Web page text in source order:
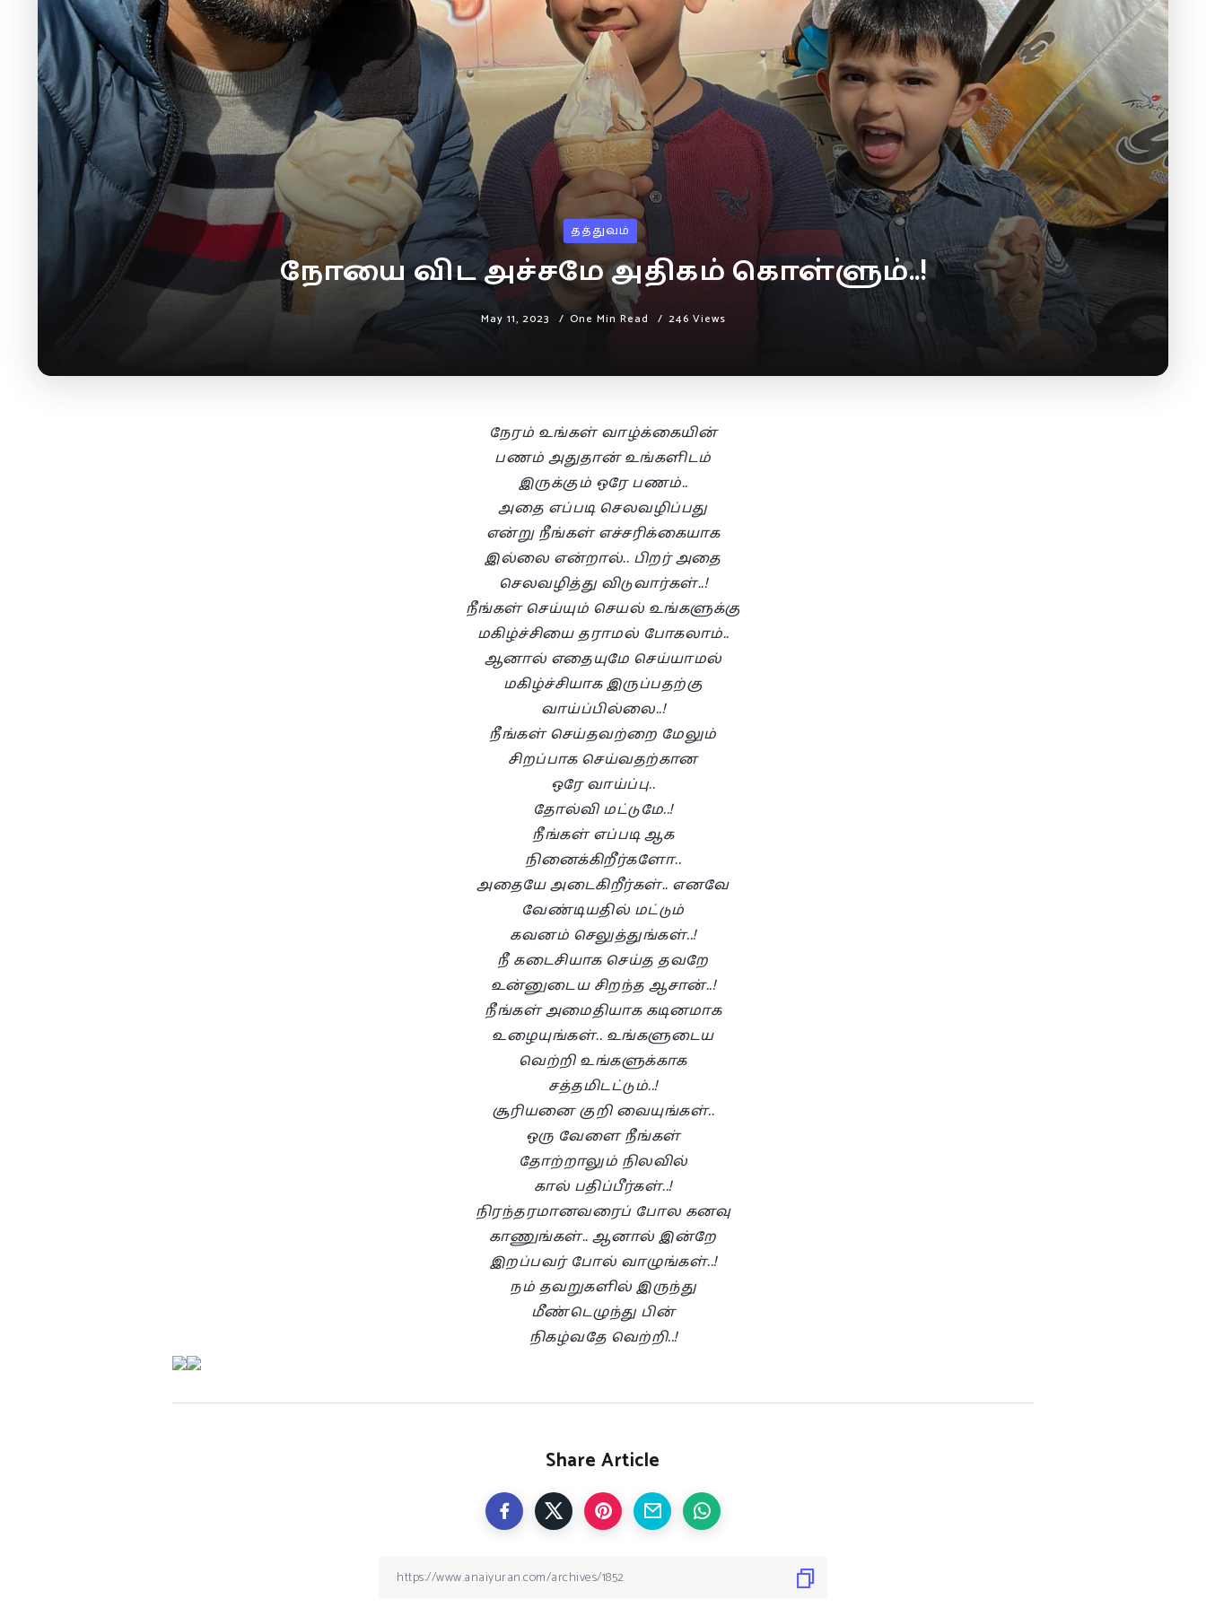
தத்துவம்
நோயை விட அச்சமே அதிகம் கொள்ளும்..!
May 11, 2023 One Min Read 246 Views
நேரம் உங்கள் வாழ்க்கையின்
பணம் அதுதான் உங்களிடம்
இருக்கும் ஒரே பணம்..
அதை எப்படி செலவழிப்பது
என்று நீங்கள் எச்சரிக்கையாக
இல்லை என்றால்.. பிறர் அதை
செலவழித்து விடுவார்கள்..!
நீங்கள் செய்யும் செயல் உங்களுக்கு
மகிழ்ச்சியை தராமல் போகலாம்..
ஆனால் எதையுமே செய்யாமல்
மகிழ்ச்சியாக இருப்பதற்கு
வாய்ப்பில்லை..!
நீங்கள் செய்தவற்றை மேலும்
சிறப்பாக செய்வதற்கான
ஒரே வாய்ப்பு..
தோல்வி மட்டுமே..!
நீங்கள் எப்படி ஆக
நினைக்கிறீர்களோ..
அதையே அடைகிறீர்கள்.. எனவே
வேண்டியதில் மட்டும்
கவனம் செலுத்துங்கள்..!
நீ கடைசியாக செய்த தவறே
உன்னுடைய சிறந்த ஆசான்..!
நீங்கள் அமைதியாக கடினமாக
உழையுங்கள்.. உங்களுடைய
வெற்றி உங்களுக்காக
சத்தமிடட்டும்..!
சூரியனை குறி வையுங்கள்..
ஒரு வேளை நீங்கள்
தோற்றாலும் நிலவில்
கால் பதிப்பீர்கள்..!
நிரந்தரமானவரைப் போல கனவு
காணுங்கள்.. ஆனால் இன்றே
இறப்பவர் போல் வாழுங்கள்..!
நம் தவறுகளில் இருந்து
மீண்டெழுந்து பின்
நிகழ்வதே வெற்றி..!
Share Article